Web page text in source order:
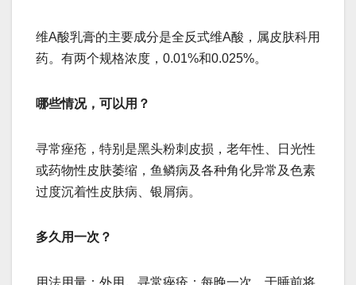
维A酸乳膏的主要成分是全反式维A酸，属皮肤科用
药。有两个规格浓度，0.01%和0.025%。
哪些情况，可以用？
寻常痤疮，特别是黑头粉刺皮损，老年性、日光性
或药物性皮肤萎缩，鱼鳞病及各种角化异常及色素
过度沉着性皮肤病、银屑病。
多久用一次？
用法用量：外用。寻常痤疮：每晚一次，于睡前将